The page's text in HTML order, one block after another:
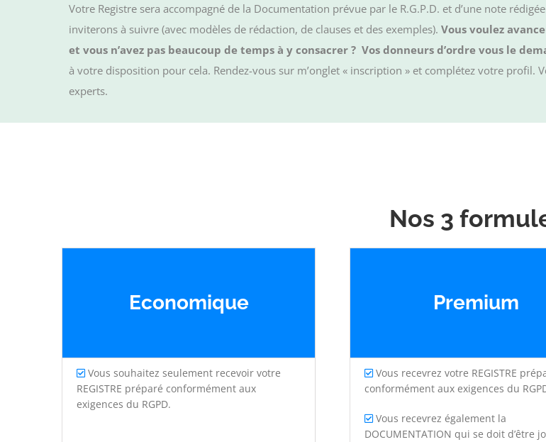
Votre Registre sera accompagné de la Documentation prévue par le R.G.P.D. et d’une note
inviterons à suivre (avec modèles de rédaction, de clauses et des exemples). Vous voulez
et vous n’avez pas beaucoup de temps à y consacrer ? Vos donneurs d’ordre vous le
à votre disposition pour cela. Rendez-vous sur m’onglet « inscription » et complétez votre profil.
experts.
Nos 3
Economique
Vous souhaitez seulement recevoir votre
REGISTRE préparé conformément aux
exigences du RGPD.
Premium
Vous recevrez votre REGISTRE
conformément aux exigences du
Vous recevrez également la
DOCUMENTATION qui se doit d’être